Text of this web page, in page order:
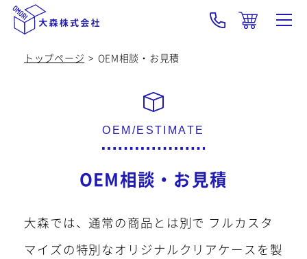
製品紹介
OEM
会社概要
採用情報
トップページ OEM相談・お見積
OEM相談・お見積
大森では、通常の商品とは別で フルカスタ
マイズの特別なオリジナルクリアケースを製